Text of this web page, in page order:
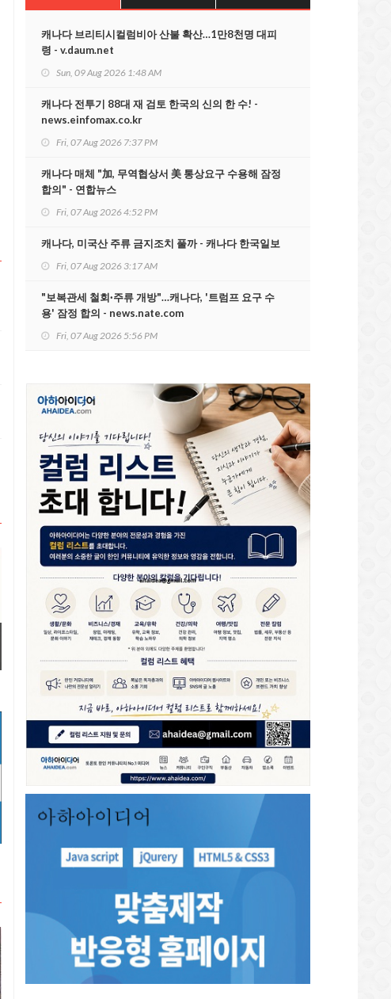
캐나다 브리티시컬럼비아 산불 확산…1만8천명 대피
령 - v.daum.net
Sun, 09 Aug 2026 1:48 AM
캐나다 전투기 88대 재 검토 한국의 신의 한 수! -
news.einfomax.co.kr
Fri, 07 Aug 2026 7:37 PM
캐나다 매체 "加, 무역협상서 美 통상요구 수용해 잠정
합의" - 연합뉴스
Fri, 07 Aug 2026 4:52 PM
캐나다, 미국산 주류 금지조치 풀까 - 캐나다 한국일보
Fri, 07 Aug 2026 3:17 AM
"보복관세 철회·주류 개방"…캐나다, '트럼프 요구 수
용' 잠정 합의 - news.nate.com
Fri, 07 Aug 2026 5:56 PM